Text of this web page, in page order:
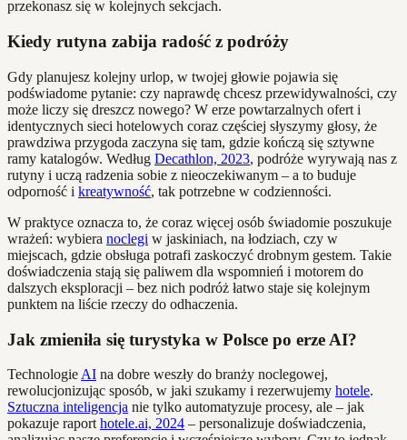
przekonasz się w kolejnych sekcjach.
Kiedy rutyna zabija radość z podróży
Gdy planujesz kolejny urlop, w twojej głowie pojawia się
podświadome pytanie: czy naprawdę chcesz przewidywalności, czy
może liczy się dreszcz nowego? W erze powtarzalnych ofert i
identycznych sieci hotelowych coraz częściej słyszymy głosy, że
prawdziwa przygoda zaczyna się tam, gdzie kończą się sztywne
ramy katalogów. Według Decathlon, 2023, podróże wyrywają nas z
rutyny i uczą radzenia sobie z nieoczekiwanym – a to buduje
odporność i kreatywność, tak potrzebne w codzienności.
W praktyce oznacza to, że coraz więcej osób świadomie poszukuje
wrażeń: wybiera noclegi w jaskiniach, na łodziach, czy w
miejscach, gdzie obsługa potrafi zaskoczyć drobnym gestem. Takie
doświadczenia stają się paliwem dla wspomnień i motorem do
dalszych eksploracji – bez nich podróż łatwo staje się kolejnym
punktem na liście rzeczy do odhaczenia.
Jak zmieniła się turystyka w Polsce po erze AI?
Technologie AI na dobre weszły do branży noclegowej,
rewolucjonizując sposób, w jaki szukamy i rezerwujemy hotele.
Sztuczna inteligencja nie tylko automatyzuje procesy, ale – jak
pokazuje raport hotele.ai, 2024 – personalizuje doświadczenia,